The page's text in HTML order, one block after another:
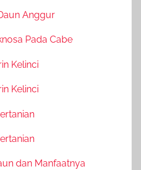
Anggur
Pada Cabe
Kelinci
Kelinci
dan Manfaatnya